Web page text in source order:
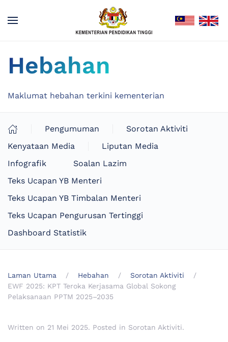
Hebahan
Maklumat hebahan terkini kementerian
Pengumuman
Sorotan Aktiviti
Kenyataan Media
Liputan Media
Infografik
Soalan Lazim
Teks Ucapan YB Menteri
Teks Ucapan YB Timbalan Menteri
Teks Ucapan Pengurusan Tertinggi
Dashboard Statistik
Laman Utama Hebahan
Sorotan Aktiviti
EWF 2025: KPT Teroka Kerjasama Global Sokong
Pelaksanaan PPTM 2025–2035
Written on 21 Mei 2025. Posted in Sorotan Aktiviti.